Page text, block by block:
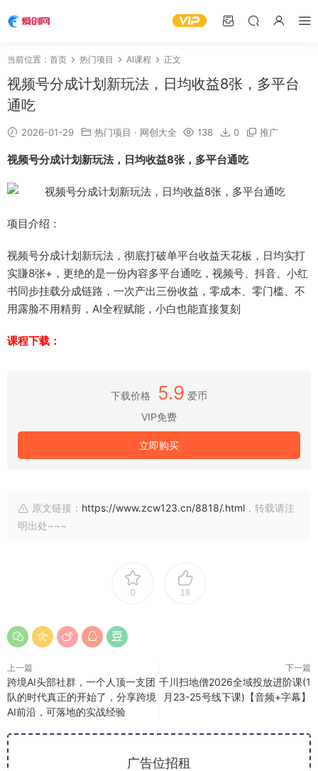
当前位置： 首页 热门项目 AI课程 正文
视频号分成计划新玩法，日均收益8张，多平台
通吃
2026-01-29 热门项目 · 网创大全 138 0 推广
视频号分成计划新玩法，日均收益8张，多平台通吃
项目介绍：
视频号分成计划新玩法 ，彻底打破单平台收益天花板，日均实打
实賺8张+，更绝的是一份内容多平台通吃，视频号、抖音、小红
书同步挂载分成链路，一次产出三份收益，零成本、零门槛、不
用露脸不用精剪，AI全程赋能，小白也能直接复刻
课程下载：
下载价格 5.9 爱币
VIP免费
立即购买
原文链接： https://www.zcw123.cn/8818/.html ，转载请注
明出处~~~
0 18
上一篇
跨境AI头部社群，一个人顶一支团
队的时代真正的开始了，分享跨境
AI前沿，可落地的实战经验
下一篇
千川扫地僧2026全域投放进阶课(1
月23-25号线下课)【音频+字幕】
广告位招租